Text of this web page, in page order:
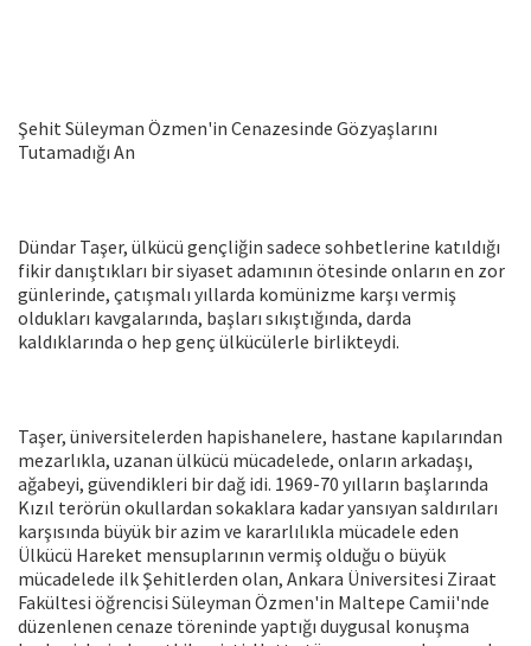
Şehit Süleyman Özmen'in Cenazesinde Gözyaşlarını
Tutamadığı An
Dündar Taşer, ülkücü gençliğin sadece sohbetlerine katıldığı
fikir danıştıkları bir siyaset adamının ötesinde onların en zor
günlerinde, çatışmalı yıllarda komünizme karşı vermiş
oldukları kavgalarında, başları sıkıştığında, darda
kaldıklarında o hep genç ülkücülerle birlikteydi.
Taşer, üniversitelerden hapishanelere, hastane kapılarından
mezarlıkla, uzanan ülkücü mücadelede, onların arkadaşı,
ağabeyi, güvendikleri bir dağ idi. 1969-70 yılların başlarında
Kızıl terörün okullardan sokaklara kadar yansıyan saldırıları
karşısında büyük bir azim ve kararlılıkla mücadele eden
Ülkücü Hareket mensuplarının vermiş olduğu o büyük
mücadelede ilk Şehitlerden olan, Ankara Üniversitesi Ziraat
Fakültesi öğrencisi Süleyman Özmen'in Maltepe Camii'nde
düzenlenen cenaze töreninde yaptığı duygusal konuşma